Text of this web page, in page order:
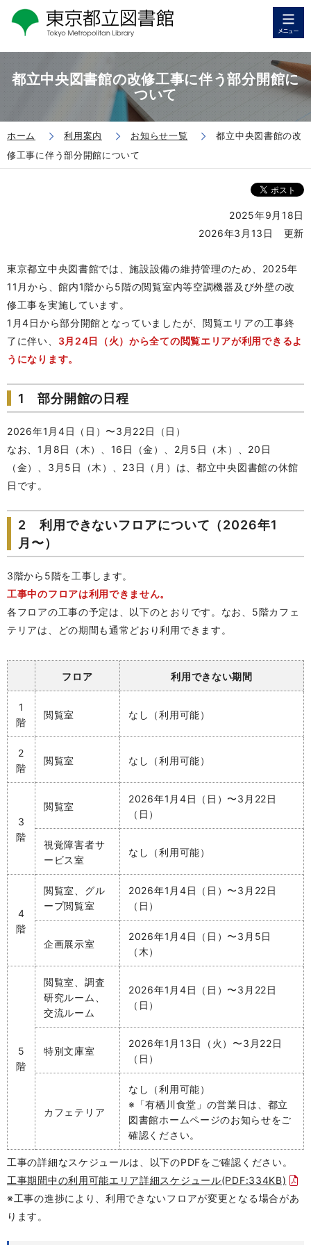
都立中央図書館の改修工事に伴う部分開館に
ついて
ホーム 利用案内 お知らせ一覧
都立中央図書館の改
修工事に伴う部分開館について
2025年9月18日
2026年3月13日 更新
東京都立中央図書館では、施設設備の維持管理のため、2025年
11月から、館内1階から5階の閲覧室内等空調機器及び外壁の改
修工事を実施しています。
1月4日から部分開館となっていましたが、閲覧エリアの工事終
了に伴い、 3月24日（火）から全ての閲覧エリアが利用できるよ
うになります。
1 部分開館の日程
2026年1月4日（日）〜3月22日（日）
なお、1月8日（木）、16日（金）、2月5日（木）、20日
（金）、3月5日（木）、23日（月）は、都立中央図書館の休館
日です。
2 利用できないフロアについて（2026年1
月〜）
3階から5階を工事します。
工事中のフロアは利用できません。
各フロアの工事の予定は、以下のとおりです。なお、5階カフェ
テリアは、どの期間も通常どおり利用できます。
フロア 利用できない期間
1
階
閲覧室 なし（利用可能）
2
階
閲覧室 なし（利用可能）
3
階
閲覧室
2026年1月4日（日） 〜3月22日
（日 ）
視覚障害者サ
ービス室
なし（利用可能）
4
階
閲覧室、グル
ープ閲覧室
2026年1月4日（日）〜3月22日
（日）
企画展示室
2026年1月4日（日）〜3月5日
（木）
5
階
閲覧室、調査
研究ルーム、
交流ルーム
2026年1月4日（日） 〜3月22日
（日）
特別文庫室
2026年1月13日（火）〜3月22日
（日）
カフェテリア
なし（利用可能）
※「有栖川食堂」の営業日は、都立
図書館ホームページのお知らせをご
確認ください。
工事の詳細なスケジュールは、以下のPDFをご確認ください。
工事期間中の利用可能エリア詳細スケジュール(PDF:334KB)
※工事の進捗により、利用できないフロアが変更となる場合があ
ります。